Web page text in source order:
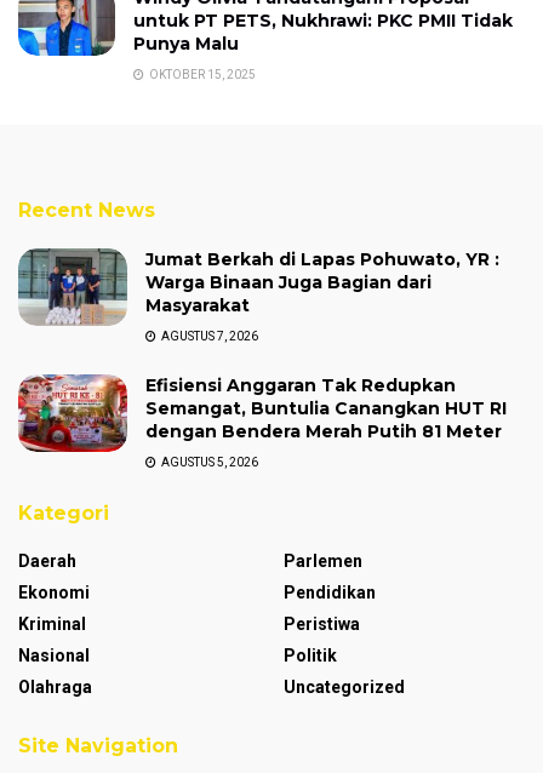
untuk PT PETS, Nukhrawi: PKC PMII Tidak
Punya Malu
OKTOBER 15, 2025
Recent News
Jumat Berkah di Lapas Pohuwato, YR :
Warga Binaan Juga Bagian dari
Masyarakat
AGUSTUS 7, 2026
Efisiensi Anggaran Tak Redupkan
Semangat, Buntulia Canangkan HUT RI
dengan Bendera Merah Putih 81 Meter
AGUSTUS 5, 2026
Kategori
Daerah
Ekonomi
Kriminal
Nasional
Olahraga
Parlemen
Pendidikan
Peristiwa
Politik
Uncategorized
Site Navigation